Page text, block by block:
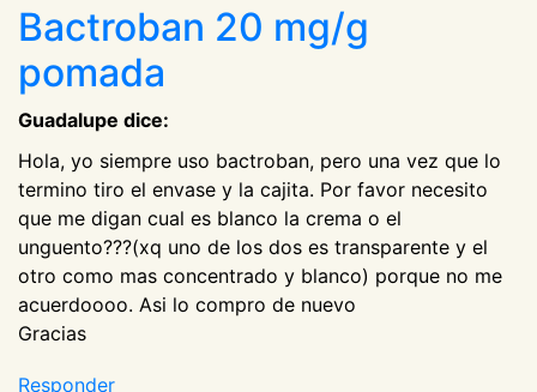
Bactroban 20 mg/g
pomada
Guadalupe dice:
Hola, yo siempre uso bactroban, pero una vez que lo
termino tiro el envase y la cajita. Por favor necesito
que me digan cual es blanco la crema o el
unguento???(xq uno de los dos es transparente y el
otro como mas concentrado y blanco) porque no me
acuerdoooo. Asi lo compro de nuevo
Gracias
Responder